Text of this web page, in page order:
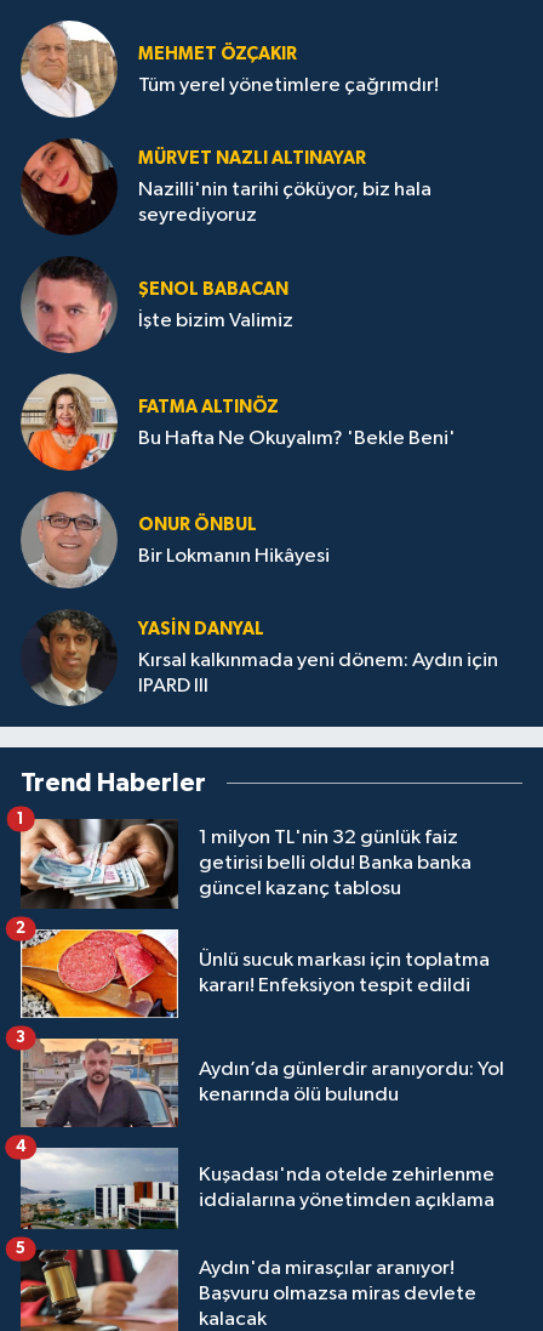
MEHMET ÖZÇAKIR
Tüm yerel yönetimlere çağrımdır!
MÜRVET NAZLI ALTINAYAR
Nazilli'nin tarihi çöküyor, biz hala
seyrediyoruz
ŞENOL BABACAN
İşte bizim Valimiz
FATMA ALTINÖZ
Bu Hafta Ne Okuyalım? 'Bekle Beni'
ONUR ÖNBUL
Bir Lokmanın Hikâyesi
YASIN DANYAL
Kırsal kalkınmada yeni dönem: Aydın için
IPARD III
Trend Haberler
1 milyon TL'nin 32 günlük faiz
getirisi belli oldu! Banka banka
güncel kazanç tablosu
1
Ünlü sucuk markası için toplatma
kararı! Enfeksiyon tespit edildi
2
Aydın’da günlerdir aranıyordu: Yol
kenarında ölü bulundu
3
Kuşadası'nda otelde zehirlenme
iddialarına yönetimden açıklama
4
Aydın'da mirasçılar aranıyor!
Başvuru olmazsa miras devlete
kalacak
5